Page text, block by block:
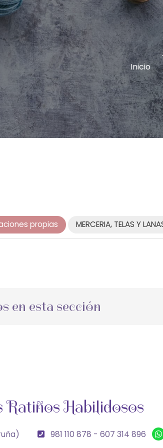
Inicio
propias MERCERIA, TELAS Y
en esta sección
Ratiños Habilidosos
981 110 878 - 607 314 896